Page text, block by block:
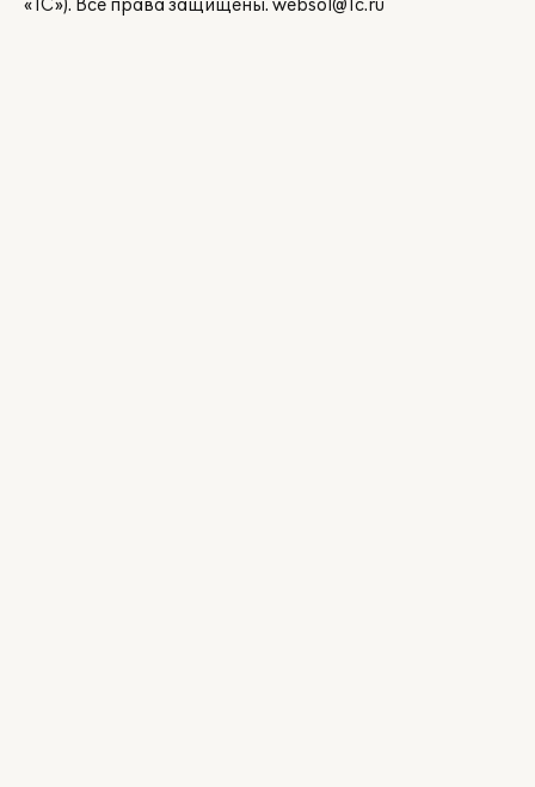
«1С»). Все права защищены. websol@1c.ru